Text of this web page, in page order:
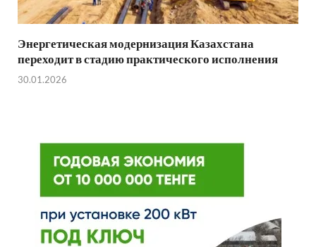
Энергетическая модернизация Казахстана
переходит в стадию практического исполнения
30.01.2026